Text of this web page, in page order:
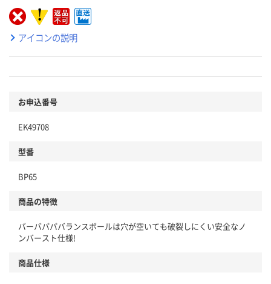
アイコンの説明
お申込番号
EK49708
型番
BP65
商品の特徴
バーバパパバランスボールは穴が空いても破裂しにくい安全なノ
ンバースト仕様!
商品仕様